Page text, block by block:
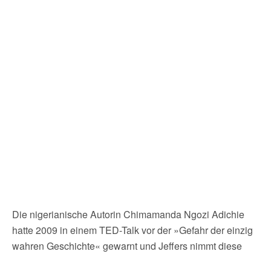
Die nigerianische Autorin Chimamanda Ngozi Adichie
hatte 2009 in einem TED-Talk vor der »Gefahr der einzig
wahren Geschichte« gewarnt und Jeffers nimmt diese